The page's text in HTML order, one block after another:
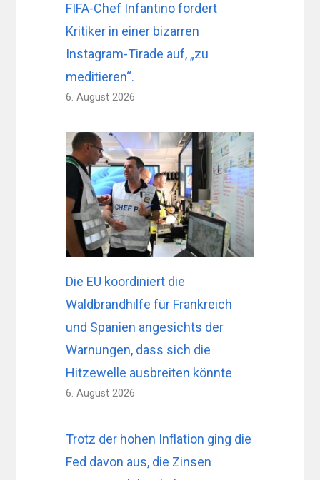
FIFA-Chef Infantino fordert
Kritiker in einer bizarren
Instagram-Tirade auf, „zu
meditieren“.
6. August 2026
Die EU koordiniert die
Waldbrandhilfe für Frankreich
und Spanien angesichts der
Warnungen, dass sich die
Hitzewelle ausbreiten könnte
6. August 2026
Trotz der hohen Inflation ging die
Fed davon aus, die Zinsen